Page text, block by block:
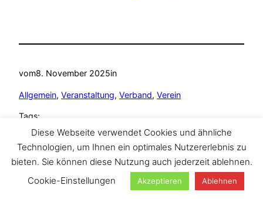
vom8. November 2025in
Allgemein, Veranstaltung, Verband, Verein
Tags:
Ammelshain, Landestauchsporttag, LVS, TAZA Tauchclub
Suchen
Diese Webseite verwendet Cookies und ähnliche
Technologien, um Ihnen ein optimales Nutzererlebnis zu
bieten. Sie können diese Nutzung auch jederzeit ablehnen.
Cookie-Einstellungen
Akzeptieren Ablehnen